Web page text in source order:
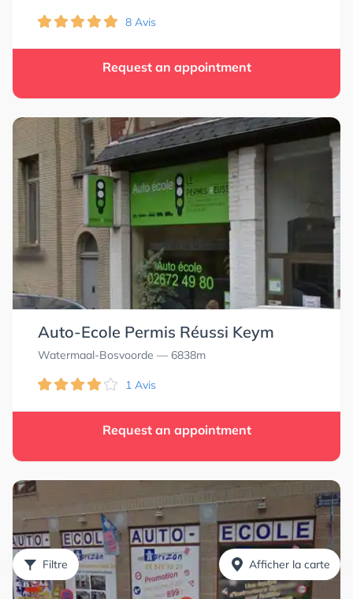
8 Avis
Request an appointment
Auto-Ecole Permis Réussi Keym
Watermaal-Bosvoorde — 6838m
1 Avis
Request an appointment
Afficher la carte
Filtre